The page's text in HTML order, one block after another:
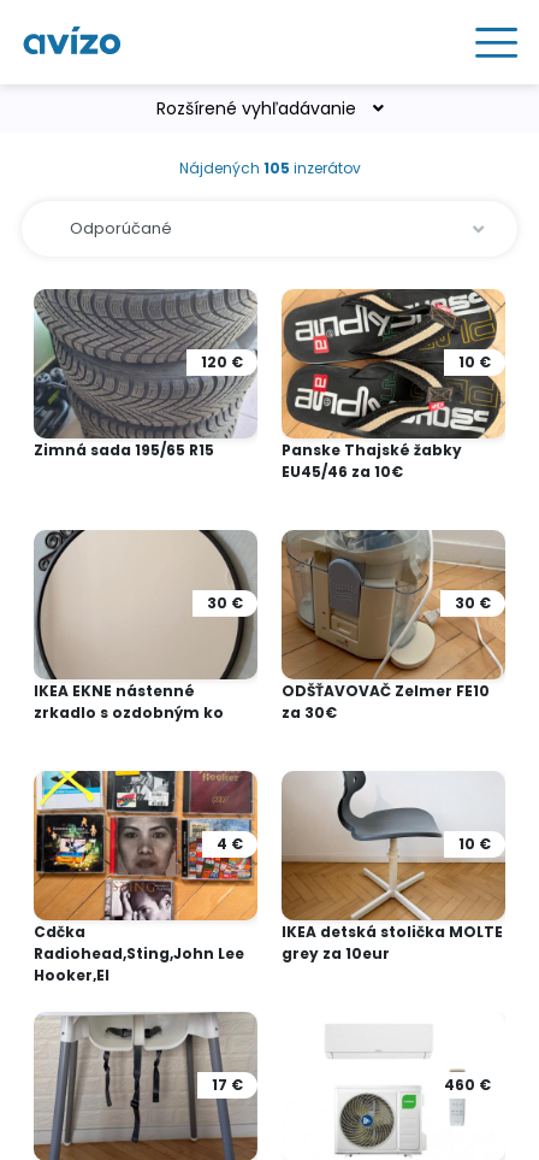
Rozšírené vyhľadávanie
Nájdených 105 inzerátov
120 €
Zimná sada 195/65 R15
10 €
Panske Thajské žabky
EU45/46 za 10€
30 €
IKEA EKNE nástenné
zrkadlo s ozdobným ko
30 €
ODŠŤAVOVAČ Zelmer FE10
za 30€
4 €
Cdčka
Radiohead,Sting,John Lee
Hooker,El
10 €
IKEA detská stolička MOLTE
grey za 10eur
17 € 460 €